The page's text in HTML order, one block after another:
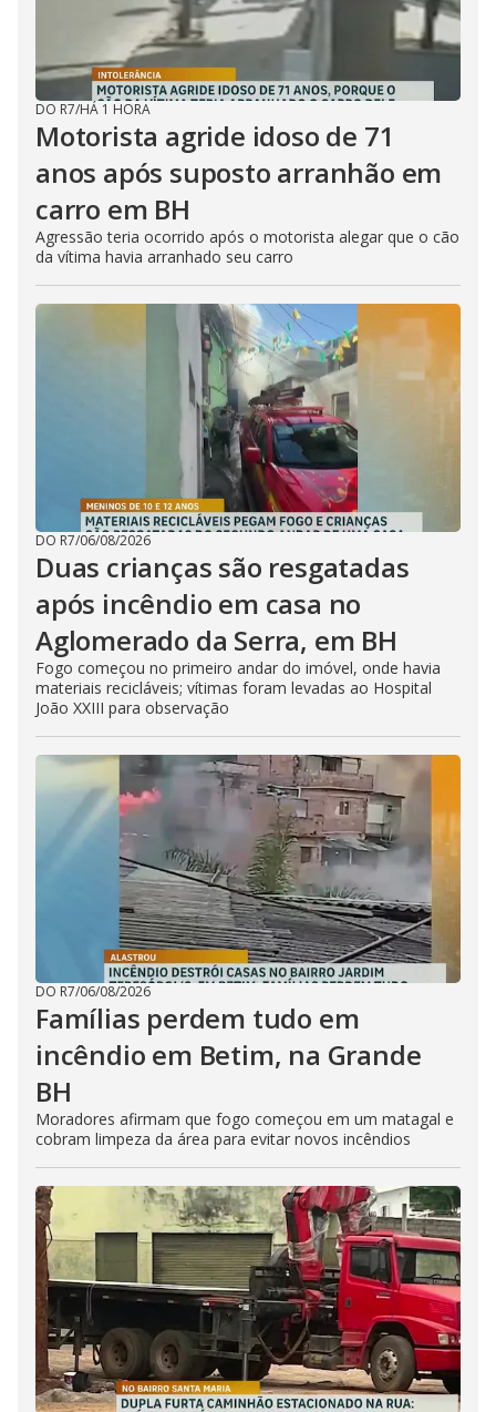
DO R7/HÁ 1 HORA
Motorista agride idoso de 71
anos após suposto arranhão em
carro em BH
Agressão teria ocorrido após o motorista alegar que o cão
da vítima havia arranhado seu carro
DO R7/06/08/2026
Duas crianças são resgatadas
após incêndio em casa no
Aglomerado da Serra, em BH
Fogo começou no primeiro andar do imóvel, onde havia
materiais recicláveis; vítimas foram levadas ao Hospital
João XXIII para observação
DO R7/06/08/2026
Famílias perdem tudo em
incêndio em Betim, na Grande
BH
Moradores afirmam que fogo começou em um matagal e
cobram limpeza da área para evitar novos incêndios